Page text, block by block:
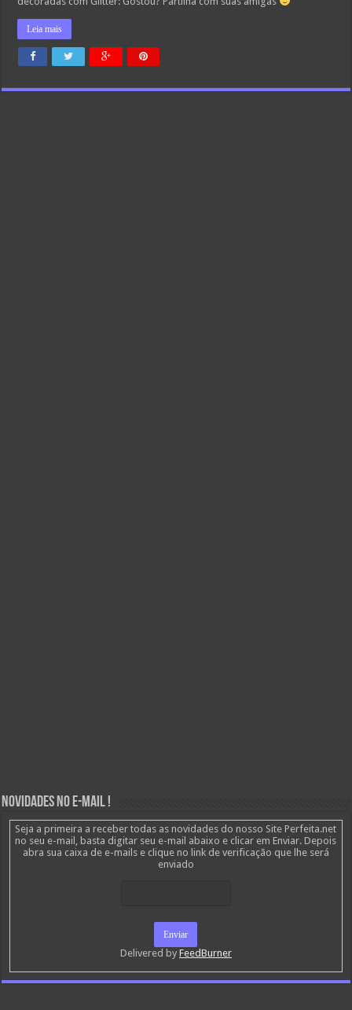
Leia mais
Novidades no E-mail !
Seja a primeira a receber todas as novidades do nosso Site Perfeita.net
no seu e-mail, basta digitar seu e-mail abaixo e clicar em Enviar. Depois
abra sua caixa de e-mails e clique no link de verificação que lhe será
enviado
Delivered by FeedBurner